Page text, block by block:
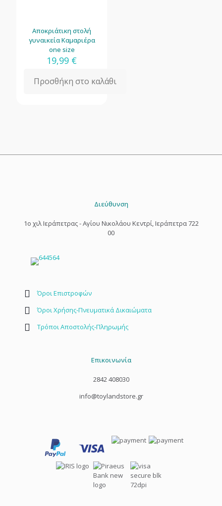
Αποκριάτικη στολή
γυναικεία Καμαριέρα
one size
19,99 €
Προσθήκη στο καλάθι
Διεύθυνση
1o χιλ Ιεράπετρας - Αγίου Νικολάου Κεντρί, Ιεράπετρα 722
00
Όροι Επιστροφών
Όροι Χρήσης-Πνευματικά Δικαιώματα
Τρόποι Αποστολής-Πληρωμής
Επικοινωνία
2842 408030
info@toylandstore.gr